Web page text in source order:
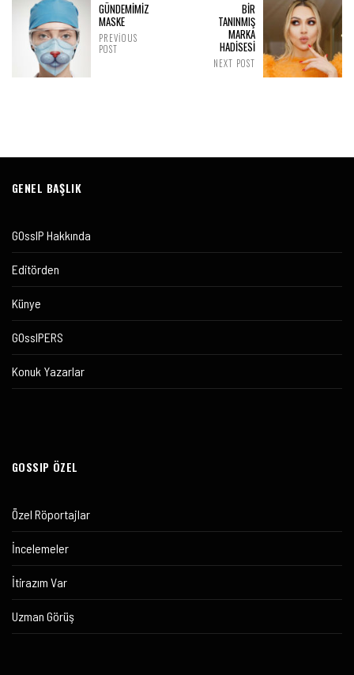
GÜNDEMİMİZ
MASKE
PREVIOUS
POST
BIR
TANINMIŞ
MARKA
HADISESI
NEXT POST
GENEL BAŞLIK
GOssIP Hakkında
Editörden
Künye
GOssIPERS
Konuk Yazarlar
GOSSIP ÖZEL
Özel Röportajlar
İncelemeler
İtirazım Var
Uzman Görüş